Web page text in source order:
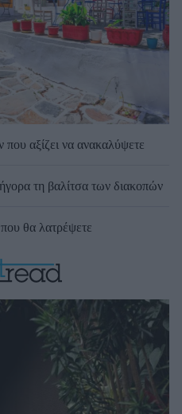
αξίζει να ανακαλύψετε
τη βαλίτσα των διακοπών
θα λατρέψετε